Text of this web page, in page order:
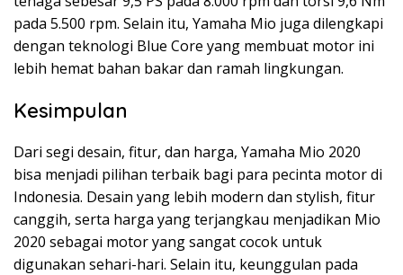
pada 5.500 rpm. Selain itu, Yamaha Mio juga dilengkapi
dengan teknologi Blue Core yang membuat motor ini
lebih hemat bahan bakar dan ramah lingkungan.
Kesimpulan
Dari segi desain, fitur, dan harga, Yamaha Mio 2020
bisa menjadi pilihan terbaik bagi para pecinta motor di
Indonesia. Desain yang lebih modern dan stylish, fitur
canggih, serta harga yang terjangkau menjadikan Mio
2020 sebagai motor yang sangat cocok untuk
digunakan sehari-hari. Selain itu, keunggulan pada